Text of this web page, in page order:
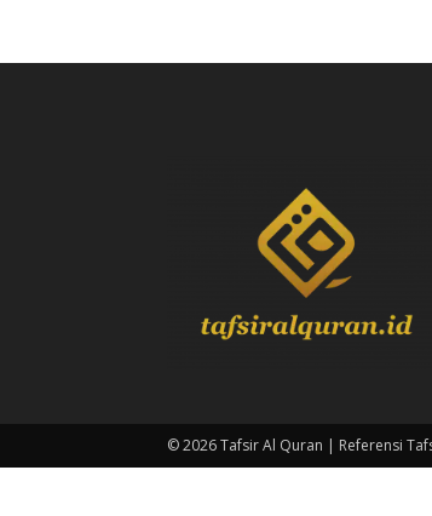
di
© 2026 Tafsir Al Quran | Referensi